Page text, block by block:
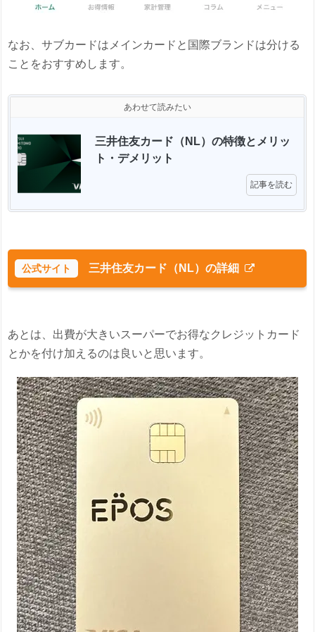
なお、サブカードはメインカードと国際ブランドは分ける
ことをおすすめします。
あわせて読みたい
三井住友カード（NL）の特徴とメリッ
ト・デメリット
記事を読む
三井住友カード（NL）の詳細
あとは、出費が大きいスーパーでお得なクレジットカード
とかを付け加えるのは良いと思います。